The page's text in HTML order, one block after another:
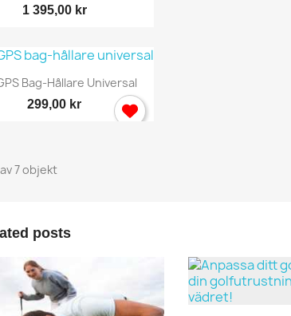
1 395,00 kr
Snabbvy
Bag-Hållare Universal
299,00 kr
7 objekt
posts